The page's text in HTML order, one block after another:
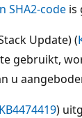
SHA2-code is
Update) (
gebruikt,
u
KB4474419)